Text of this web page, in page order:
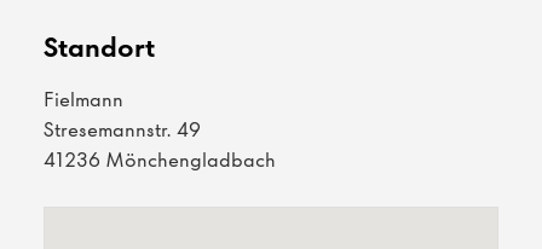
Standort
Fielmann
Stresemannstr. 49
41236 Mönchengladbach